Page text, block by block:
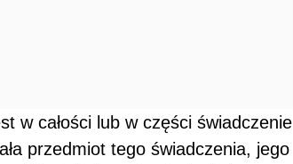
w całości lub w części świadczenie
przedmiot tego świadczenia, jego